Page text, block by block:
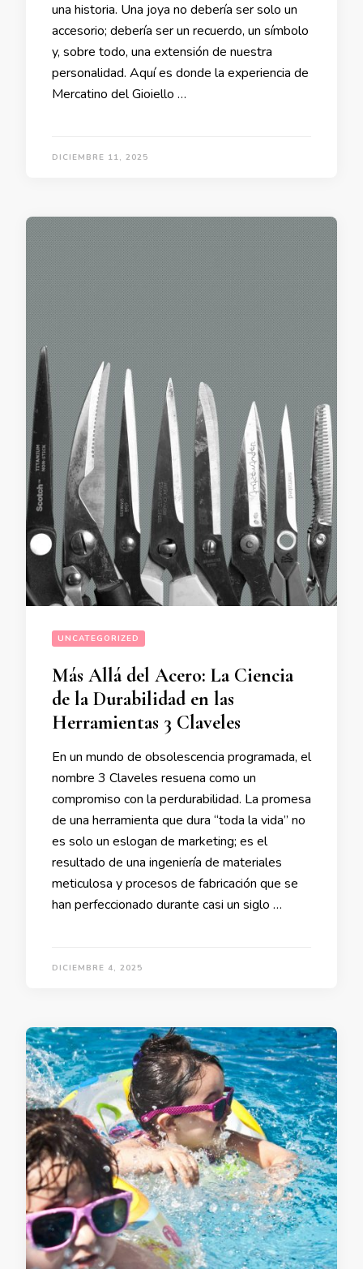
una historia. Una joya no debería ser solo un
accesorio; debería ser un recuerdo, un símbolo
y, sobre todo, una extensión de nuestra
personalidad. Aquí es donde la experiencia de
Mercatino del Gioiello …
DICIEMBRE 11, 2025
UNCATEGORIZED
Más Allá del Acero: La Ciencia
de la Durabilidad en las
Herramientas 3 Claveles
En un mundo de obsolescencia programada, el
nombre 3 Claveles resuena como un
compromiso con la perdurabilidad. La promesa
de una herramienta que dura “toda la vida” no
es solo un eslogan de marketing; es el
resultado de una ingeniería de materiales
meticulosa y procesos de fabricación que se
han perfeccionado durante casi un siglo …
DICIEMBRE 4, 2025